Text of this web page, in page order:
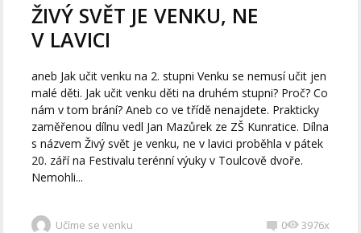
ŽIVÝ SVĚT JE VENKU, NE
V LAVICI
aneb Jak učit venku na 2. stupni Venku se nemusí učit jen
malé děti. Jak učit venku děti na druhém stupni? Proč? Co
nám v tom brání? Aneb co ve třídě nenajdete. Prakticky
zaměřenou dílnu vedl Jan Mazůrek ze ZŠ Kunratice. Dílna
s názvem Živý svět je venku, ne v lavici proběhla v pátek
20. září na Festivalu terénní výuky v Toulcově dvoře.
Nemohli...
Učíme se venku 0 3976x